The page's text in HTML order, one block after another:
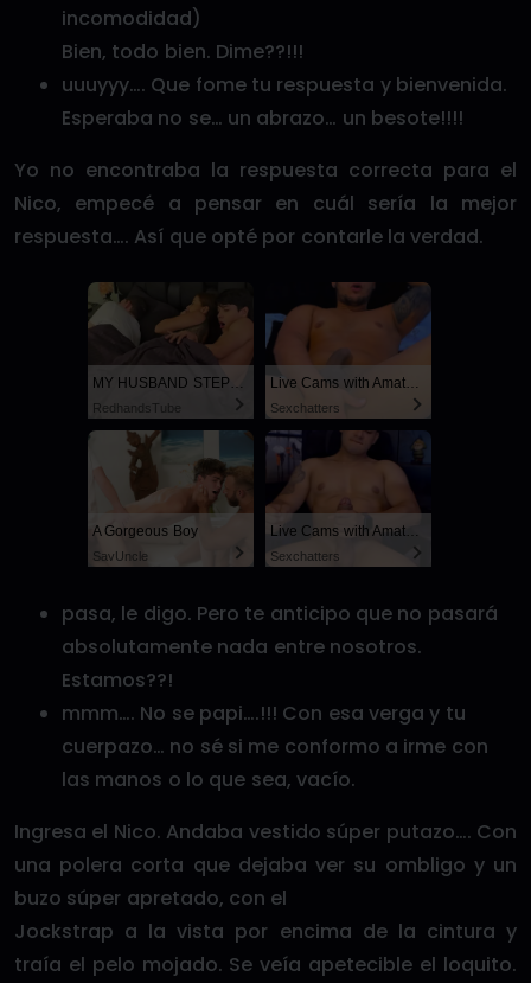
incomodidad)
Bien, todo bien. Dime??!!!
uuuyyy…. Que fome tu respuesta y bienvenida.
Esperaba no se… un abrazo… un besote!!!!
Yo no encontraba la respuesta correcta para el
Nico, empecé a pensar en cuál sería la mejor
respuesta…. Así que opté por contarle la verdad.
MY HUSBAND STEPSON MISTAKENLY GIVES ME IN THE ASS
RedhandsTube
Live Cams with Amateur Men
Sexchatters
A Gorgeous Boy
SayUncle
Live Cams with Amateur Men
Sexchatters
pasa, le digo. Pero te anticipo que no pasará
absolutamente nada entre nosotros.
Estamos??!
mmm…. No se papi….!!! Con esa verga y tu
cuerpazo… no sé si me conformo a irme con
las manos o lo que sea, vacío.
Ingresa el Nico. Andaba vestido súper putazo…. Con
una polera corta que dejaba ver su ombligo y un
buzo súper apretado, con el
Jockstrap a la vista por encima de la cintura y
traía el pelo mojado. Se veía apetecible el loquito.